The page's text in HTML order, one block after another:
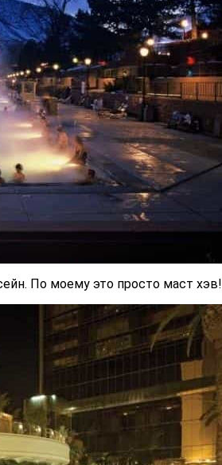
По моему это просто маст хэв!